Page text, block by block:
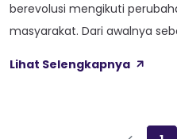
berevolusi mengikuti
masyarakat. Dari awalnya
dalam setiap generasi.
Lihat Selengkapnya